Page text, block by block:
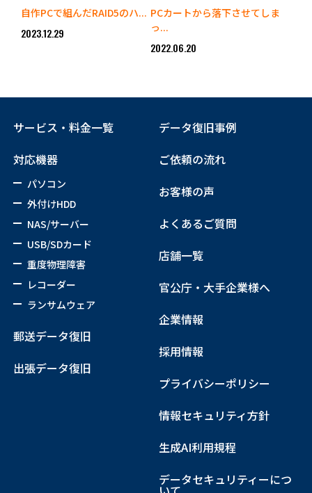
自作PCで組んだRAID5のハ...
2023.12.29
PCカートから落下させてしま
っ...
2022.06.20
サービス・料金一覧
対応機器
パソコン
外付けHDD
NAS/サーバー
USB/SDカード
重度物理障害
レコーダー
ランサムウェア
郵送データ復旧
出張データ復旧
データ復旧事例
ご依頼の流れ
お客様の声
よくあるご質問
店舗一覧
官公庁・大手企業様へ
企業情報
採用情報
プライバシーポリシー
情報セキュリティ方針
生成AI利用規程
データセキュリティーにつ